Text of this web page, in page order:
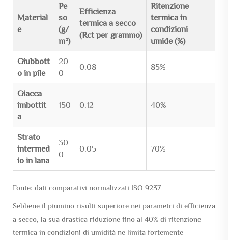
Material
e
Pe
so
(g/
m²)
Efficienza
termica a secco
(Rct per grammo)
Ritenzione
termica in
condizioni
umide (%)
Giubbott
o in pile
20
0
0.08 85%
Giacca
imbottit
a
150 0.12 40%
Strato
intermed
io in lana
30
0
0.05 70%
Fonte: dati comparativi normalizzati ISO 9237
Sebbene il piumino risulti superiore nei parametri di efficienza
a secco, la sua drastica riduzione fino al 40% di ritenzione
termica in condizioni di umidità ne limita fortemente